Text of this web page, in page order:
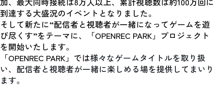
到達する大盛況のイベントとなりました。
そして新たに“配信者と視聴者が一緒になってゲームを遊
び尽くす”をテーマに、「OPENREC PARK」プロジェクト
を開始いたします。
「OPENREC PARK」では様々なゲームタイトルを取り扱
い、配信者と視聴者が一緒に楽しめる場を提供してまいり
ます。